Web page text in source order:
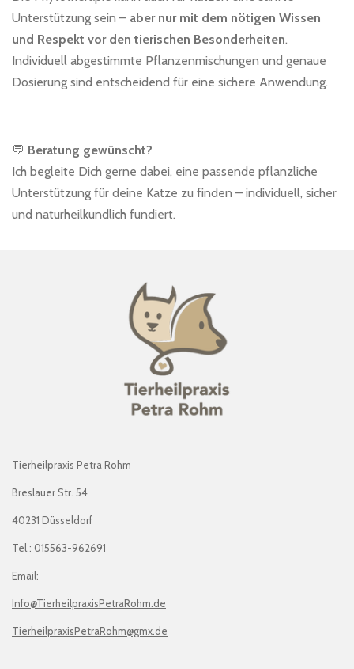
Unterstützung sein – aber nur mit dem nötigen Wissen
und Respekt vor den tierischen Besonderheiten.
Individuell abgestimmte Pflanzenmischungen und genaue
Dosierung sind entscheidend für eine sichere Anwendung.
💬 Beratung gewünscht?
Ich begleite Dich gerne dabei, eine passende pflanzliche
Unterstützung für deine Katze zu finden – individuell, sicher
und naturheilkundlich fundiert.
Tierheilpraxis Petra Rohm
Breslauer Str. 54
40231 Düsseldorf
Tel.: 015563-962691
Email:
Info@TierheilpraxisPetraRohm.de
TierheilpraxisPetraRohm@gmx.de